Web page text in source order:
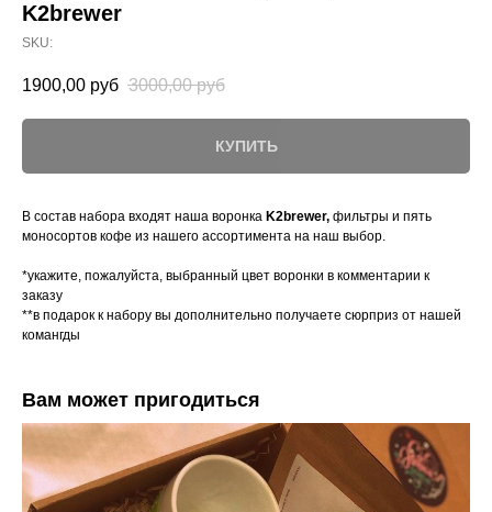
K2brewer
SKU:
1900,00 руб 3000,00 руб
КУПИТЬ
В состав набора входят наша воронка K2brewer, фильтры и пять
моносортов кофе из нашего ассортимента на наш выбор.
*укажите, пожалуйста, выбранный цвет воронки в комментарии к
заказу
**в подарок к набору вы дополнительно получаете сюрприз от нашей
комангды
Вам может пригодиться